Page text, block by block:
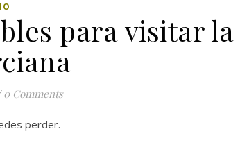
para visitar la
0 Comments
perder.